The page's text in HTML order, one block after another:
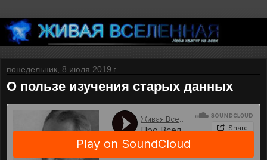
понедельник, 8 июля 2019 г.
О пользе изучения старых данных